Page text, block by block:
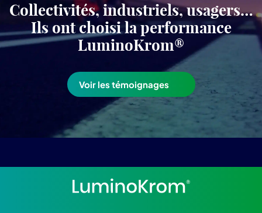
Collectivités, industriels, usagers…
Ils ont choisi la performance
LuminoKrom®
Voir les témoignages